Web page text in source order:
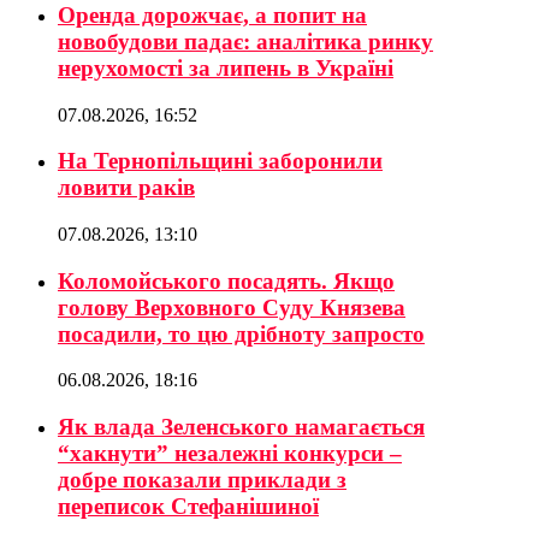
Оренда дорожчає, а попит на
новобудови падає: аналітика ринку
нерухомості за липень в Україні
07.08.2026, 16:52
На Тернопільщині заборонили
ловити раків
07.08.2026, 13:10
Коломойського посадять. Якщо
голову Верховного Суду Князева
посадили, то цю дрібноту запросто
06.08.2026, 18:16
Як влада Зеленського намагається
“хакнути” незалежні конкурси –
добре показали приклади з
переписок Стефанішиної